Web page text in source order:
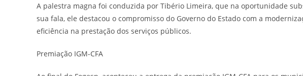
A palestra magna foi conduzida por Tibério Limeira, que na oportunidade
sua fala, ele destacou o compromisso do Governo do Estado com a
eficiência na prestação dos serviços públicos.
Premiação IGM-CFA